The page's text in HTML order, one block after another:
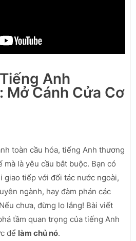
Anh
Mở Cánh Cửa Cơ
toàn cầu hóa, tiếng Anh thương
mà là yêu cầu bắt buộc. Bạn có
giao tiếp với đối tác nước ngoài,
ngành, hay đàm phán các
chưa, đừng lo lắng! Bài viết
tầm quan trọng của tiếng Anh
để làm chủ nó.